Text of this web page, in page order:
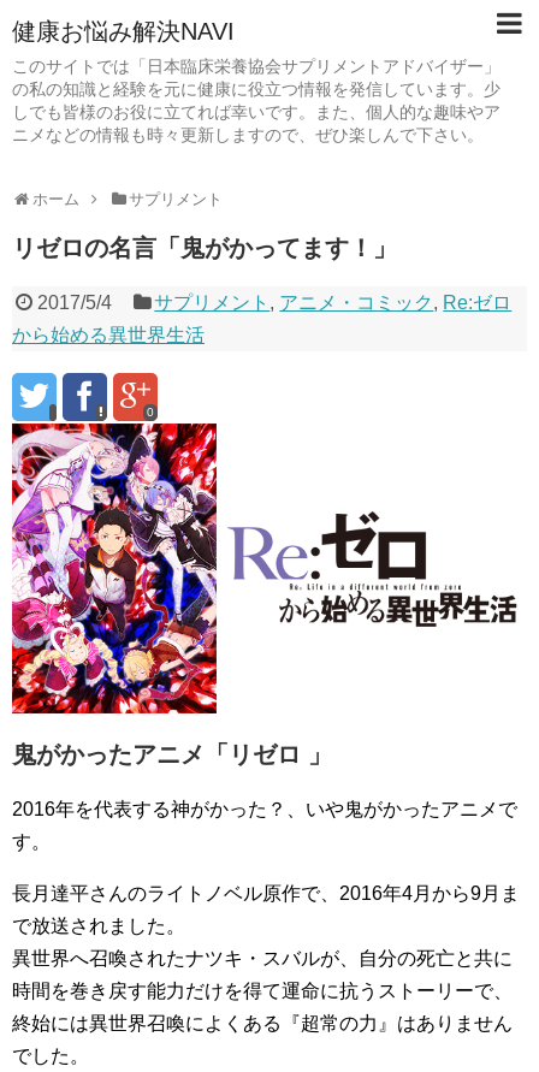
健康お悩み解決NAVI
このサイトでは「日本臨床栄養協会サプリメントアドバイザー」
の私の知識と経験を元に健康に役立つ情報を発信しています。少
しでも皆様のお役に立てれば幸いです。また、個人的な趣味やア
ニメなどの情報も時々更新しますので、ぜひ楽しんで下さい。
ホーム サプリメント
リゼロの名言「鬼がかってます！」
2017/5/4 サプリメント , アニメ・コミック , Re:ゼロ
から始める異世界生活
0
鬼がかったアニメ「リゼロ 」
2016年を代表する神がかった？、いや鬼がかったアニメで
す。
長月達平さんのライトノベル原作で、2016年4月から9月ま
で放送されました。
異世界へ召喚されたナツキ・スバルが、自分の死亡と共に
時間を巻き戻す能力だけを得て運命に抗うストーリーで、
終始には異世界召喚によくある『超常の力』はありません
でした。